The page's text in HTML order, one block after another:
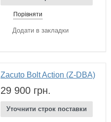
Порівняти
Додати в закладки
Zacuto Bolt Action (Z-DBA)
29 900 грн.
Уточнити строк поставки